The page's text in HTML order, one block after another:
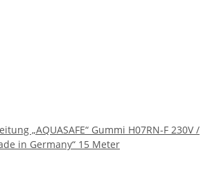
„AQUASAFE“ Gummi H07RN-F 230V /
in Germany“ 15 Meter